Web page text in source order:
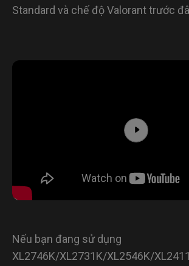
Standard và chế độ Valorant trước
Nếu bạn đang sử dụng
XL2746K/XL2731K/XL2546K/